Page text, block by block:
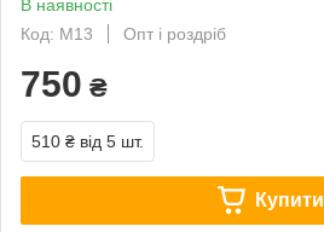
В наявності
Код: М13
Опт і роздріб
750 ₴
510 ₴ від 5 шт.
Купити